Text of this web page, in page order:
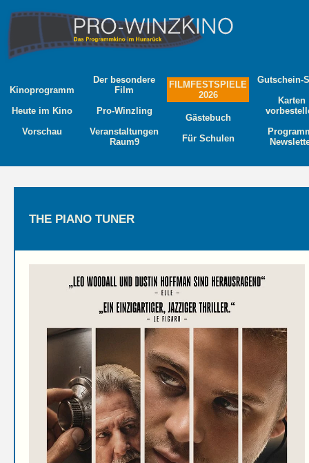
Kinoprogramm
Heute im Kino
Vorschau
Der besondere
Film
Pro-Winzling
Veranstaltungen
Raum9
FILMFESTSPIELE
2026
Gästebuch
Für Schulen
Gutschein-
Karten
THE PIANO TUNER